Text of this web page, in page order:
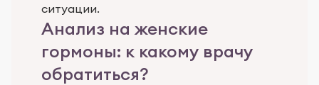
ситуации.
Анализ на женские
гормоны: к какому врачу
обратиться?